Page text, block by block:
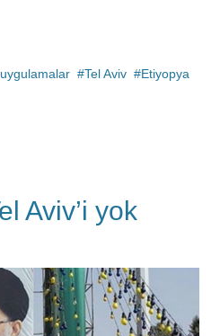
uygulamalar Tel Aviv
Etiyopya
Aviv’i yok